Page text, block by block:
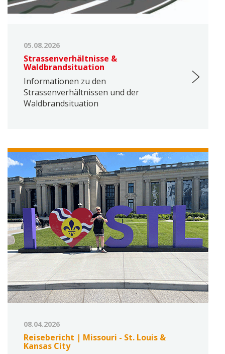
05.08.2026
Strassenverhältnisse &
Waldbrandsituation
Informationen zu den
Strassenverhältnissen und der
Waldbrandsituation
08.04.2026
Reisebericht | Missouri - St. Louis &
Kansas City